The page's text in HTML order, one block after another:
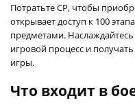
Потратьте CP, чтобы
открывает доступ к 100
предметами.
игровой процесс и
игры.
Что входит в